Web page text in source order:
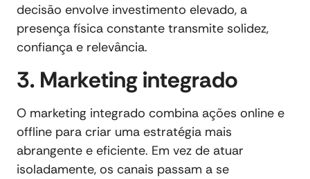
decisão envolve investimento elevado, a
presença física constante transmite solidez,
confiança e relevância.
3. Marketing integrado
O marketing integrado combina ações online e
offline para criar uma estratégia mais
abrangente e eficiente. Em vez de atuar
isoladamente, os canais passam a se